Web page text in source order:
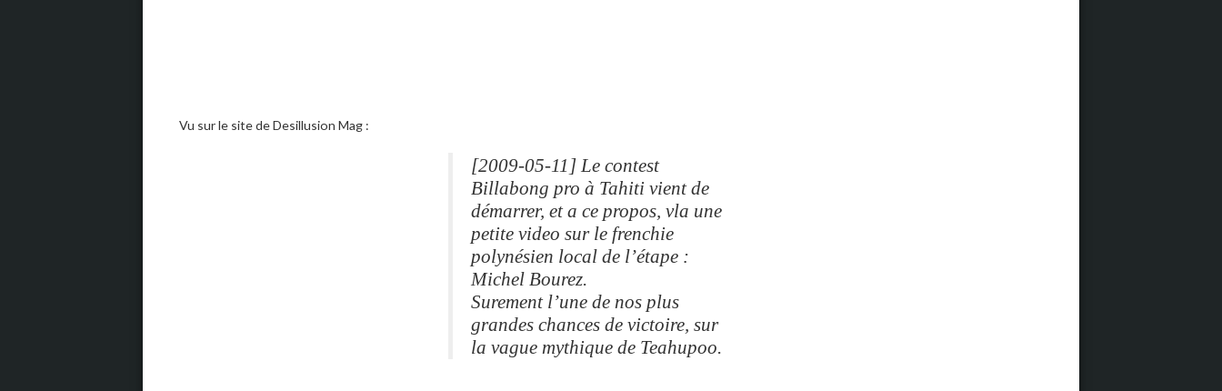
Vu sur le site de Desillusion Mag :
[2009-05-11] Le contest
Billabong pro à Tahiti vient de
démarrer, et a ce propos, vla une
petite video sur le frenchie
polynésien local de l’étape :
Michel Bourez.
Surement l’une de nos plus
grandes chances de victoire, sur
la vague mythique de Teahupoo.